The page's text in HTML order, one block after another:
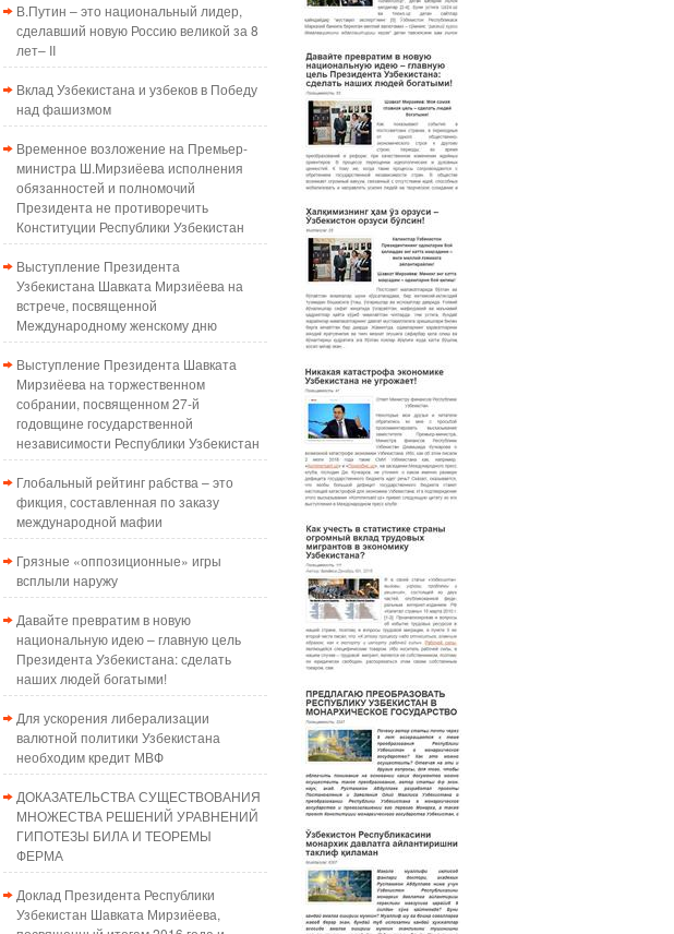
В.Путин – это национальный лидер,
сделавший новую Россию великой за 8
лет– II
Вклад Узбекистана и узбеков в Победу
над фашизмом
Временное возложение на Премьер-
министра Ш.Мирзиёева исполнения
обязанностей и полномочий
Президента не противоречить
Конституции Республики Узбекистан
Выступление Президента
Узбекистана Шавката Мирзиёева на
встрече, посвященной
Международному женскому дню
Выступление Президента Шавката
Мирзиёева на торжественном
собрании, посвященном 27-й
годовщине государственной
независимости Республики Узбекистан
Глобальный рейтинг рабства – это
фикция, составленная по заказу
международной мафии
Грязные «оппозиционные» игры
всплыли наружу
Давайте превратим в новую
национальную идею – главную цель
Президента Узбекистана: сделать
наших людей богатыми!
Для ускорения либерализации
валютной политики Узбекистана
необходим кредит МВФ
ДОКАЗАТЕЛЬСТВА СУЩЕСТВОВАНИЯ
МНОЖЕСТВА РЕШЕНИЙ УРАВНЕНИЙ
ГИПОТЕЗЫ БИЛА И ТЕОРЕМЫ
ФЕРМА
Доклад Президента Республики
Узбекистан Шавката Мирзиёева,